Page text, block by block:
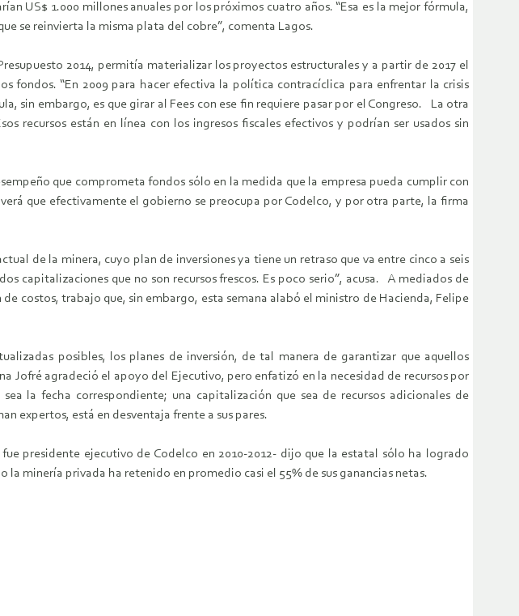
US$ 1.000 millones anuales por los próximos cuatro años. “Esa es la mejor fórmula,
se reinvierta la misma plata del cobre”, comenta Lagos.
2014, permitía materializar los proyectos estructurales y a partir de 2017 el
fondos. “En 2009 para hacer efectiva la política contracíclica para enfrentar la crisis
sin embargo, es que girar al Fees con ese fin requiere pasar por el Congreso. La otra
recursos están en línea con los ingresos fiscales efectivos y podrían ser usados sin
que comprometa fondos sólo en la medida que la empresa pueda cumplir con
que efectivamente el gobierno se preocupa por Codelco, y por otra parte, la firma
de la minera, cuyo plan de inversiones ya tiene un retraso que va entre cinco a seis
capitalizaciones que no son recursos frescos. Es poco serio”, acusa. A mediados de
costos, trabajo que, sin embargo, esta semana alabó el ministro de Hacienda, Felipe
posibles, los planes de inversión, de tal manera de garantizar que aquellos
Jofré agradeció el apoyo del Ejecutivo, pero enfatizó en la necesidad de recursos por
la fecha correspondiente; una capitalización que sea de recursos adicionales de
expertos, está en desventaja frente a sus pares.
presidente ejecutivo de Codelco en 2010-2012- dijo que la estatal sólo ha logrado
minería privada ha retenido en promedio casi el 55% de sus ganancias netas.